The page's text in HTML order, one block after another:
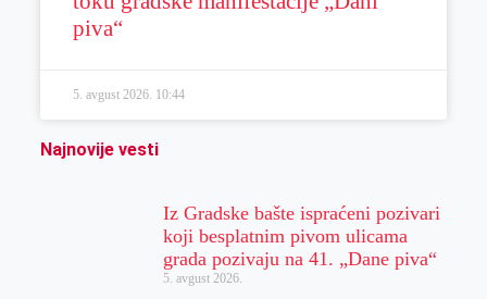
piva“
5. avgust 2026. 10:44
Najnovije vesti
Iz Gradske bašte ispraćeni pozivari
koji besplatnim pivom ulicama
grada pozivaju na 41. „Dane piva“
5. avgust 2026.